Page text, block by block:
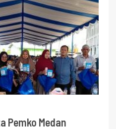
Pemko Medan